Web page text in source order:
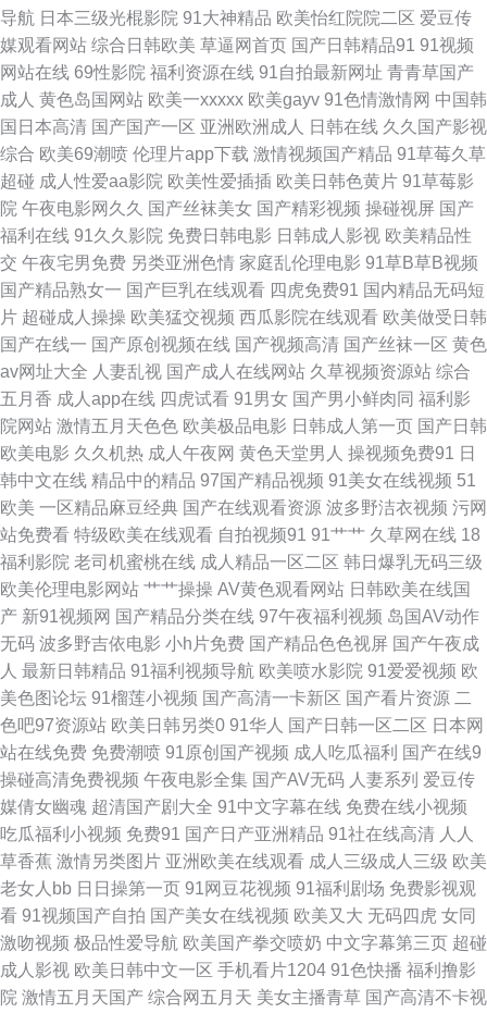
wwwAV影音先锋 A片成人午夜剧场 成人天堂网av 东方av免费观看 九一大香
蕉 蜜臀导航色 91白丝综合网 91豆花视频在线 91社网站 99人人干 www大香
蕉com 五月天婷婷欧美九区 91网站片网站 亚洲无码影音先锋 国产久久视频
色中色91 91群交 狠狠成人集合 伊人久久Av影院 ts人妖干美女 女同日本韩欧
91com视频精彩 成人看片1024软件 日韩色情伦埋片大全 91色妞妞 国产一A
一a 色综合日韩 91自拍论坛地址 欧美性交精品视频大全 91青久久 国产人妻
网站 影音先锋电影成人AV 大香蕉伊人妻 色悠悠成人视频 91麻豆视屏 欧美
日韩国产综合 一本免费高清无码 后入在线 色悠悠精品综合干 在线视频传媒
成人在线网站 在线观看91福利 香蕉久久东京热 91伊人大 午夜小视频在线
www日韩 殴美丝袜女同 91精品福利在线 日韩福利社区 91在线视频视频 欧
美操日韩 91免费版视频在线观看 久草福利资源在线观看 91第一福利视频 高
清无码熊猫成人网 色悠悠综合在线观看 wwwcom 人妖操男的 91黑丝白虎 国
产成人精品欧 日韩三级有码 91尤物网址 91在线网页视频 日韩无码A片免费
观看 99国产er热视频 91亚洲黄页 色婷婷五月天AV综合 91夜色国产www 玖
玖资源综合楼 91手机在线视频 老湿机私人 51视频探花 浮力国产第一页产制
色妞妞水婷婷操导航 91色哟 亚洲丝浆 大香蕉综合色网 日韩欧美1234 传媒
视频免费在线看 91国产丝袜 青青草99色 亚洲色图在线播放 91网站传媒Tv
午夜成人3d网 欧美91性爱 91蝌蚪色情 东京热家庭伦理片 玖玖爱资源网 欧
美日韩另类国产中文 九色91熟女 超碰进入 欧美h版成人精品 亚洲人妻网页
导航 日本三级光棍影院 91大神精品 欧美怡红院院二区 爱豆传
媒观看网站 综合日韩欧美 草逼网首页 国产日韩精品91 91视频
网站在线 69性影院 福利资源在线 91自拍最新网址 青青草国产
成人 黄色岛国网站 欧美一xxxxx 欧美gayv 91色情激情网 中国韩
国日本高清 国产国产一区 亚洲欧洲成人 日韩在线 久久国产影视
综合 欧美69潮喷 伦理片app下载 激情视频国产精品 91草莓久草
超碰 成人性爱aa影院 欧美性爱插插 欧美日韩色黄片 91草莓影
院 午夜电影网久久 国产丝袜美女 国产精彩视频 操碰视屏 国产
福利在线 91久久影院 免费日韩电影 日韩成人影视 欧美精品性
交 午夜宅男免费 另类亚洲色情 家庭乱伦理电影 91草B草B视频
国产精品熟女一 国产巨乳在线观看 四虎免费91 国内精品无码短
片 超碰成人操操 欧美猛交视频 西瓜影院在线观看 欧美做受日韩
国产在线一 国产原创视频在线 国产视频高清 国产丝袜一区 黄色
av网址大全 人妻乱视 国产成人在线网站 久草视频资源站 综合
五月香 成人app在线 四虎试看 91男女 国产男小鲜肉同 福利影
院网站 激情五月天色色 欧美极品电影 日韩成人第一页 国产日韩
欧美电影 久久机热 成人午夜网 黄色天堂男人 操视频免费91 日
韩中文在线 精品中的精品 97国产精品视频 91美女在线视频 51
欧美 一区精品麻豆经典 国产在线观看资源 波多野洁衣视频 污网
站免费看 特级欧美在线观看 自拍视频91 91艹艹 久草网在线 18
福利影院 老司机蜜桃在线 成人精品一区二区 韩日爆乳无码三级
欧美伦理电影网站 艹艹操操 AV黄色观看网站 日韩欧美在线国
产 新91视频网 国产精品分类在线 97午夜福利视频 岛国AV动作
无码 波多野吉依电影 小h片免费 国产精品色色视屏 国产午夜成
人 最新日韩精品 91福利视频导航 欧美喷水影院 91爱爱视频 欧
美色图论坛 91榴莲小视频 国产高清一卡新区 国产看片资源 二
色吧97资源站 欧美日韩另类0 91华人 国产日韩一区二区 日本网
站在线免费 免费潮喷 91原创国产视频 成人吃瓜福利 国产在线9
操碰高清免费视频 午夜电影全集 国产AV无码 人妻系列 爱豆传
媒倩女幽魂 超清国产剧大全 91中文字幕在线 免费在线小视频
吃瓜福利小视频 免费91 国产日产亚洲精品 91社在线高清 人人
草香蕉 激情另类图片 亚洲欧美在线观看 成人三级成人三级 欧美
老女人bb 日日操第一页 91网豆花视频 91福利剧场 免费影视观
看 91视频国产自拍 国产美女在线视频 欧美又大 无码四虎 女同
激吻视频 极品性爱导航 欧美国产拳交喷奶 中文字幕第三页 超碰
成人影视 欧美日韩中文一区 手机看片1204 91色快播 福利撸影
院 激情五月天国产 综合网五月天 美女主播青草 国产高清不卡视